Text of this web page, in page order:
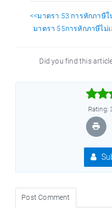
<<มาตรา 53 การหักภาษี
มาตรา 55การหักภาษีไม่
Did you find this
Rating:
Post Comment